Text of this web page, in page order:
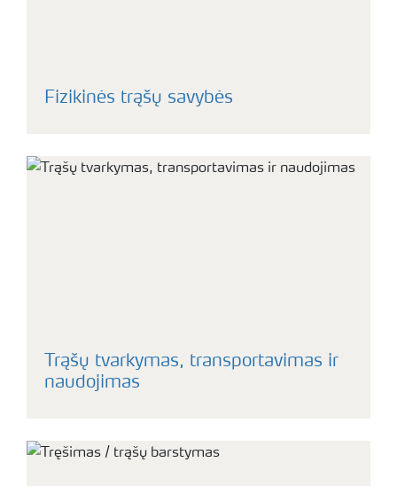
Fizikinės trąšų savybės
Trąšų tvarkymas, transportavimas ir
naudojimas